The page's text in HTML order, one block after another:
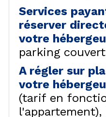
Services
réserver
votre
parking couvert
A régler sur
votre
(tarif en
l'appartement)